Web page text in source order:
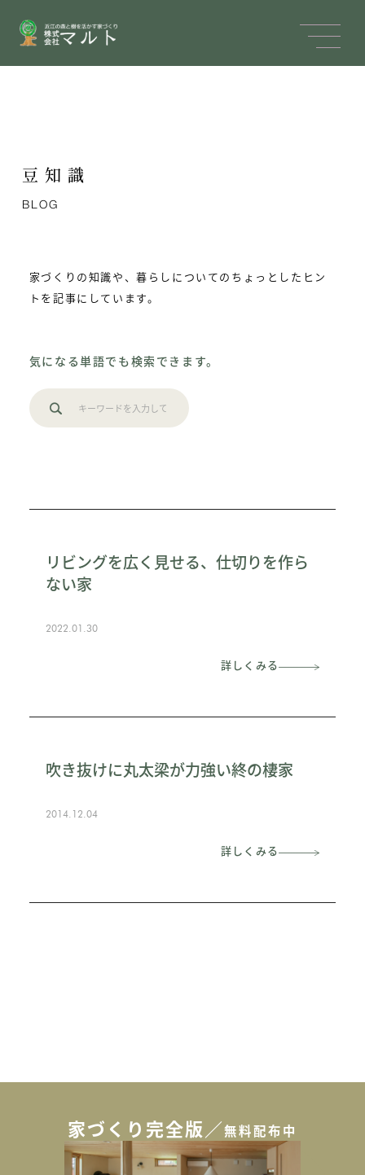
豆知識
BLOG
家づくりの知識や、暮らしについてのちょっとしたヒン
トを記事にしています。
気になる単語でも検索できます。
リビングを広く見せる、仕切りを作ら
ない家
2022.01.30
詳しくみる
吹き抜けに丸太梁が力強い終の棲家
2014.12.04
詳しくみる
家づくり完全版／無料配布中